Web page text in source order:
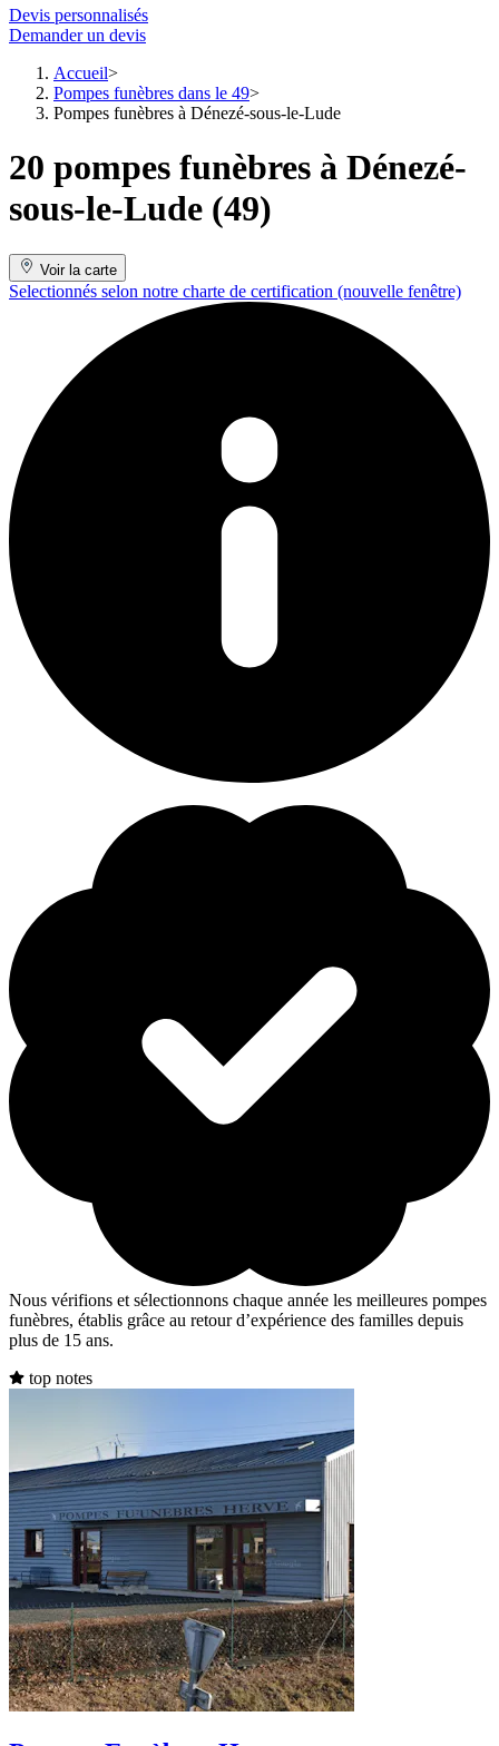
Devis personnalisés
Demander un devis
Accueil
Pompes funèbres dans le 49
Pompes funèbres à Dénezé-sous-le-Lude
20 pompes funèbres à Dénezé-
sous-le-Lude (49)
Voir la carte
Selectionnés selon notre charte de certification (nouvelle fenêtre)
Nous vérifions et sélectionnons chaque année les meilleures pompes
funèbres, établis grâce au retour d’expérience des familles depuis
plus de 15 ans.
top notes